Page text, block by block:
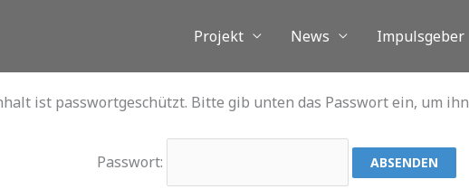
Projekt News Impulsgeber
ist passwortgeschützt. Bitte gib unten das Passwort ein, um
Passwort: